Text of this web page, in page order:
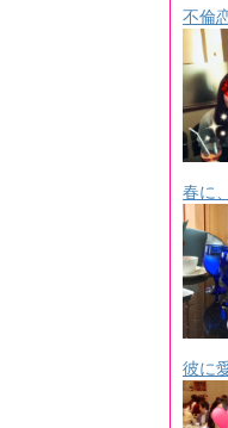
不倫
春に
彼に